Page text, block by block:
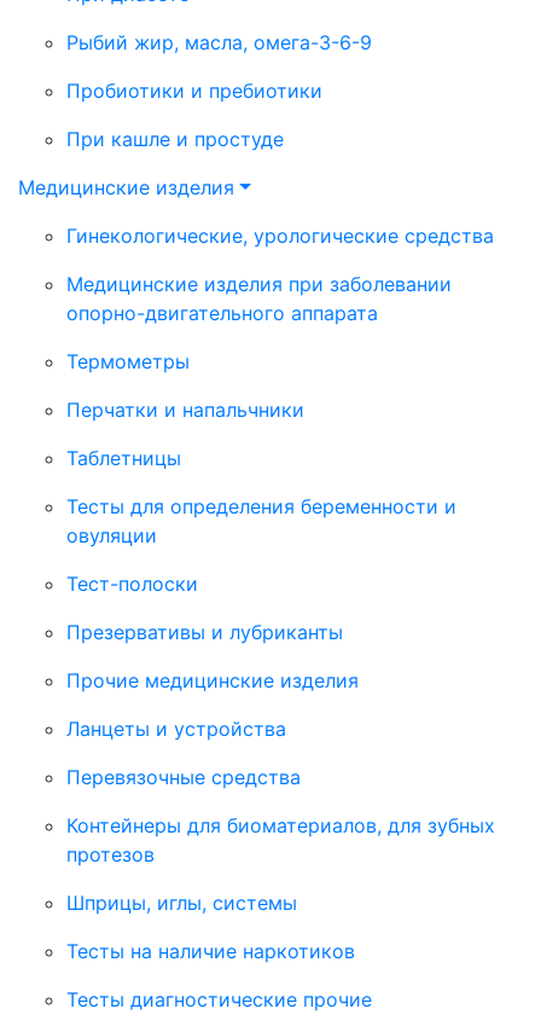
Рыбий жир, масла, омега-3-6-9
Пробиотики и пребиотики
При кашле и простуде
Медицинские изделия
Гинекологические, урологические средства
Медицинские изделия при заболевании
опорно-двигательного аппарата
Термометры
Перчатки и напальчники
Таблетницы
Тесты для определения беременности и
овуляции
Тест-полоски
Презервативы и лубриканты
Прочие медицинские изделия
Ланцеты и устройства
Перевязочные средства
Контейнеры для биоматериалов, для зубных
протезов
Шприцы, иглы, системы
Тесты на наличие наркотиков
Тесты диагностические прочие